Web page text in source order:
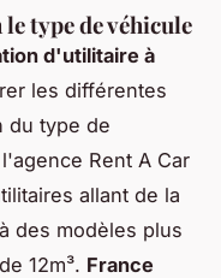
type de véhicule
d'utilitaire à
les différentes
du type de
Rent A Car
allant de la
des modèles plus
12m³. France